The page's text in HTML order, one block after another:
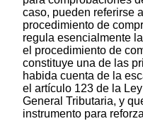
caso, pueden referirse
procedimiento de
regula esencialmente
el procedimiento de
constituye una de las
habida cuenta de la
el artículo 123 de la
General Tributaria, y
instrumento para